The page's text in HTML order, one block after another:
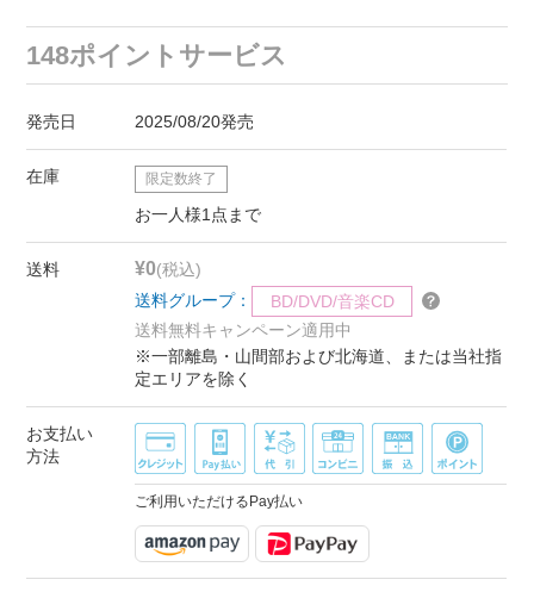
148ポイントサービス
発売日 2025/08/20発売
在庫 限定数終了
お一人様1点まで
送料 ¥0(税込)
送料グループ：
BD/DVD/音楽CD
送料無料キャンペーン適用中
※一部離島・山間部および北海道、または当社指
定エリアを除く
お支払い
方法
ご利用いただけるPay払い